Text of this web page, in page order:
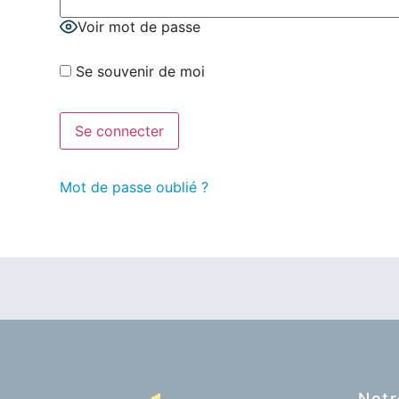
Voir mot de passe
Se souvenir de moi
Mot de passe oublié ?